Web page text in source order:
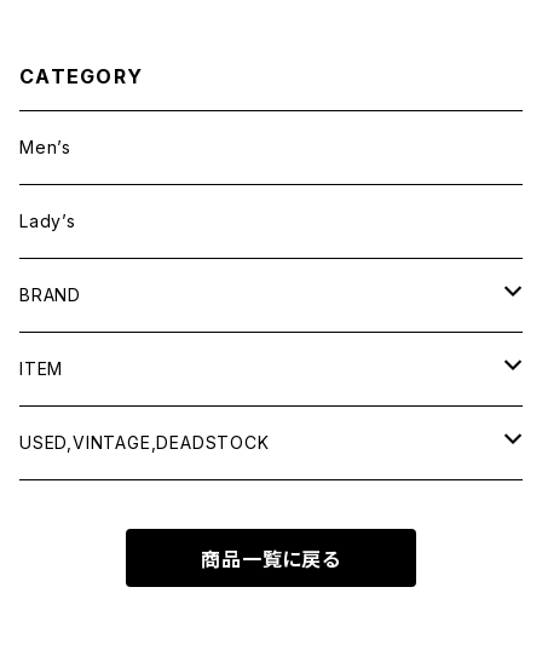
CATEGORY
Men’s
Lady’s
BRAND
BAICYCLON by bagjack
Baserange
ITEM
Men
USED,VINTAGE,DEADSTOCK
商品一覧に戻る